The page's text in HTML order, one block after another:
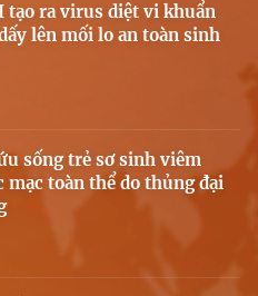
tạo ra virus diệt vi khuẩn
lên mối lo an toàn sinh
sống trẻ sơ sinh viêm
mạc toàn thể do thủng đại